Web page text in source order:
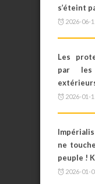
s’éteint
2026-06-
Les
par les
2026-01-
ne
peuple !
2026-01-